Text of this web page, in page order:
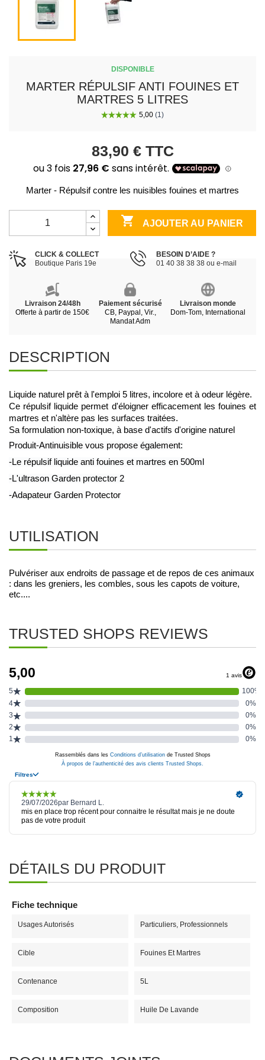
DISPONIBLE
MARTER RÉPULSIF ANTI FOUINES ET
MARTRES 5 LITRES
83,90 € TTC
Marter - Répulsif contre les nuisibles fouines et martres
 AJOUTER AU PANIER
CLICK & COLLECT
Boutique Paris 19e
BESOIN D’AIDE ?
01 40 38 38 38 ou e-mail
Livraison 24/48h
Offerte à partir de 150€
Paiement sécurisé
CB, Paypal, Vir.,
Mandat Adm
Livraison monde
Dom-Tom, International
DESCRIPTION
Liquide naturel prêt à l'emploi 5 litres, incolore et à odeur légère.
Ce répulsif liquide permet d'éloigner efficacement les fouines et
martres et n'altère pas les surfaces traitées.
Sa formulation non-toxique, à base d'actifs d'origine naturel
Produit-Antinuisible vous propose également:
-Le répulsif liquide anti fouines et martres en 500ml
-L'ultrason Garden protector 2
-Adapateur Garden Protector
UTILISATION
Pulvériser aux endroits de passage et de repos de ces animaux
: dans les greniers, les combles, sous les capots de voiture,
etc....
TRUSTED SHOPS REVIEWS
DÉTAILS DU PRODUIT
Fiche technique
Usages Autorisés Particuliers, Professionnels
Cible Fouines Et Martres
Contenance 5L
Composition Huile De Lavande